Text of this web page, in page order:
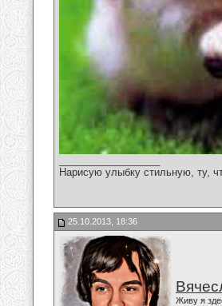
Нарисую улыбку стильную, ту,
25.10.2013, 18:36
Живу я